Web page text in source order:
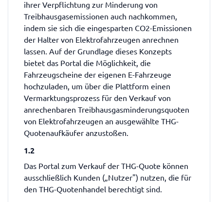
ihrer Verpflichtung zur Minderung von
Treibhausgasemissionen auch nachkommen,
indem sie sich die eingesparten CO2-Emissionen
der Halter von Elektrofahrzeugen anrechnen
lassen. Auf der Grundlage dieses Konzepts
bietet das Portal die Möglichkeit, die
Fahrzeugscheine der eigenen E-Fahrzeuge
hochzuladen, um über die Plattform einen
Vermarktungsprozess für den Verkauf von
anrechenbaren Treibhausgasminderungsquoten
von Elektrofahrzeugen an ausgewählte THG-
Quotenaufkäufer anzustoßen.
1.2
Das Portal zum Verkauf der THG-Quote können
ausschließlich Kunden („Nutzer") nutzen, die für
den THG-Quotenhandel berechtigt sind.